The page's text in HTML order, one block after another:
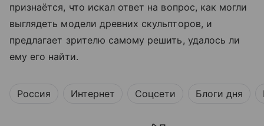
признаётся, что искал ответ на вопрос, как могли
выглядеть модели древних скульпторов, и
предлагает зрителю самому решить, удалось ли
ему его найти.
Россия Интернет Соцсети Блоги дня